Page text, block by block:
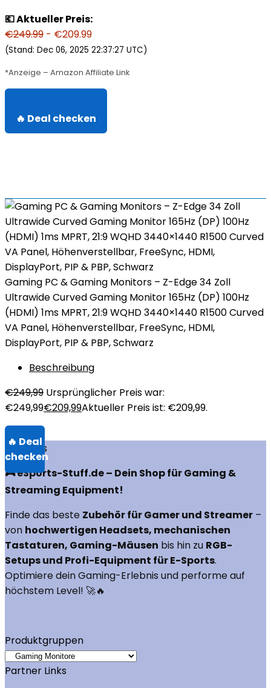
💶 Aktueller Preis:
€249.99 - €209.99
(Stand: Dec 06, 2025 22:37:27 UTC)
*Anzeige – Amazon Affiliate Link
🔥 Deal checken
Gaming PC & Gaming Monitors – Z-Edge 34 Zoll
Ultrawide Curved Gaming Monitor 165Hz (DP) 100Hz
(HDMI) 1ms MPRT, 21:9 WQHD 3440×1440 R1500 Curved
VA Panel, Höhenverstellbar, FreeSync, HDMI,
DisplayPort, PIP & PBP, Schwarz
Beschreibung
€249,99 Ursprünglicher Preis war:
€249,99€209,99Aktueller Preis ist: €209,99.
Über uns
🎮 eSports-Stuff.de – Dein Shop für Gaming &
Streaming Equipment!
Finde das beste Zubehör für Gamer und Streamer –
von hochwertigen Headsets, mechanischen
Tastaturen, Gaming-Mäusen bis hin zu RGB-
Setups und Profi-Equipment für E-Sports.
Optimiere dein Gaming-Erlebnis und performe auf
höchstem Level! 🚀🔥
Produktgruppen
Partner Links